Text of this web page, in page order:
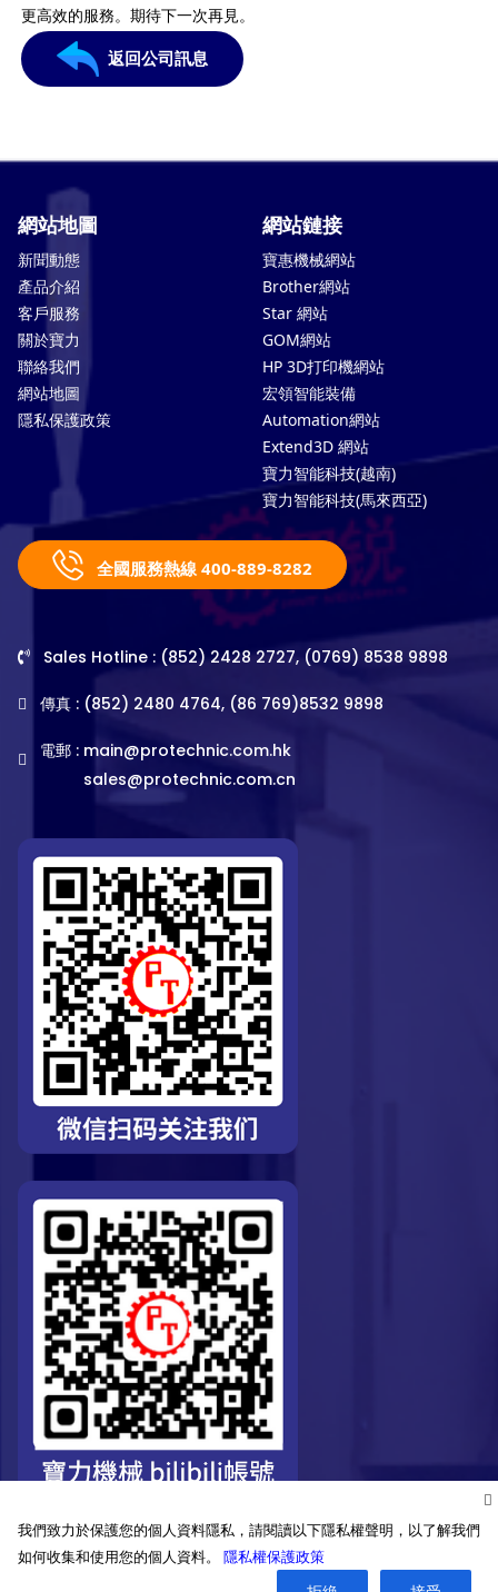
更高效的服務。期待下一次再見。
返回公司訊息
網站地圖
新聞動態
產品介紹
客戶服務
關於寶力
聯絡我們
網站地圖
隱私保護政策
網站鏈接
寶惠機械網站
Brother網站
Star 網站
GOM網站
HP 3D打印機網站
宏領智能裝備
Automation網站
Extend3D 網站
寶力智能科技(越南)
寶力智能科技(馬來西亞)
全國服務熱線 400-889-8282
Sales Hotline : (852) 2428 2727, (0769) 8538 9898
傳真 : (852) 2480 4764, (86 769)8532 9898
電郵 : main@protechnic.com.hk
sales@protechnic.com.cn
我們致力於保護您的個人資料隱私，請閱讀以下隱私權聲明，以了解我們
如何收集和使用您的個人資料。 隱私權保護政策